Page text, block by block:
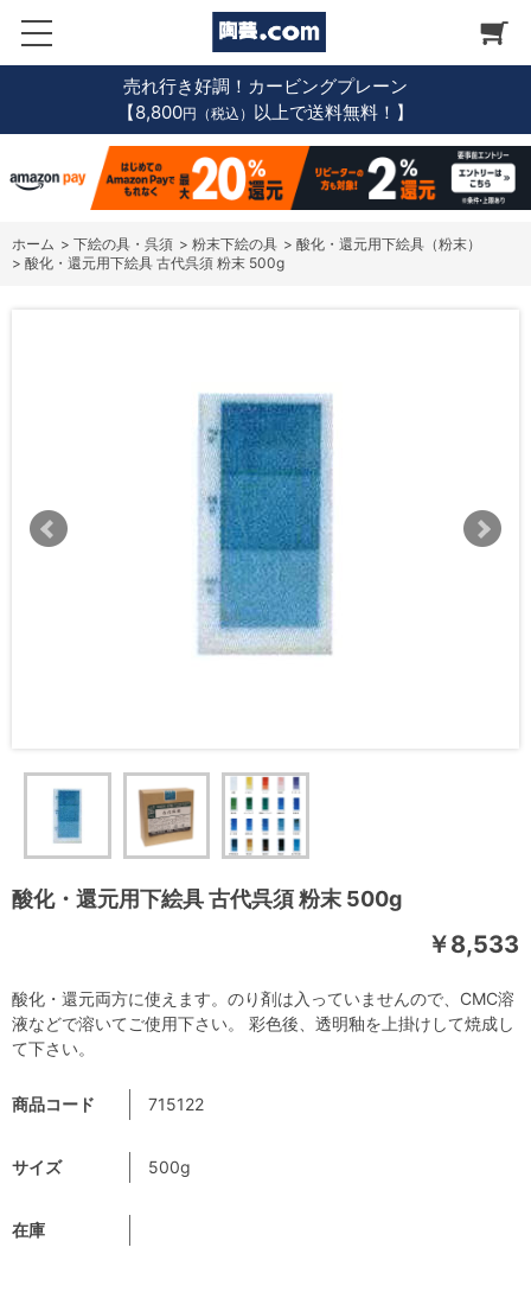
売れ行き好調！カービングプレーン
【8,800円（税込） 以上で送料無料！】
ホーム > 下絵の具・呉須 > 粉末下絵の具 > 酸化・還元用下絵具（粉末）
> 酸化・還元用下絵具 古代呉須 粉末 500g
酸化・還元用下絵具 古代呉須 粉末 500g
￥8,533
商品コード 715122
サイズ 500g
在庫
酸化・還元両方に使えます。のり剤は入っていませんので、CMC溶
液などで溶いてご使用下さい。 彩色後、透明釉を上掛けして焼成し
て下さい。